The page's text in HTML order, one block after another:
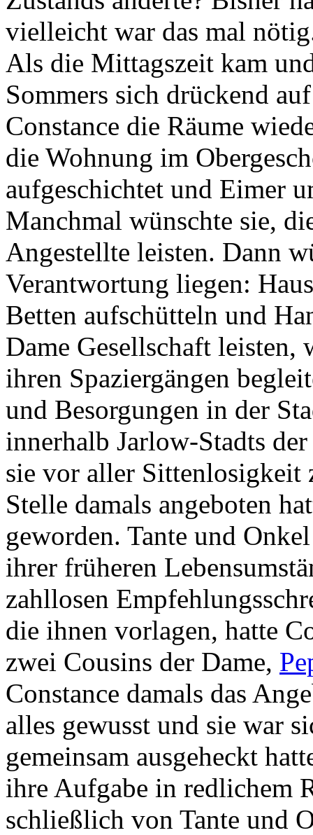
vielleicht war das mal
Als die Mittagszeit kam
Sommers sich drückend
Constance die Räume
die Wohnung im
aufgeschichtet und Eimer
Manchmal wünschte sie,
Angestellte leisten. Dann
Verantwortung liegen:
Betten aufschütteln und
Dame Gesellschaft leisten,
ihren Spaziergängen
und Besorgungen in der
innerhalb Jarlow-Stadts
sie vor aller Sittenlosigkeit
Stelle damals angeboten
geworden. Tante und
ihrer früheren
zahllosen
die ihnen vorlagen, hatte
zwei Cousins der Dame,
Constance damals das
alles gewusst und sie war
gemeinsam ausgeheckt
ihre Aufgabe in redlichem
schließlich von Tante und